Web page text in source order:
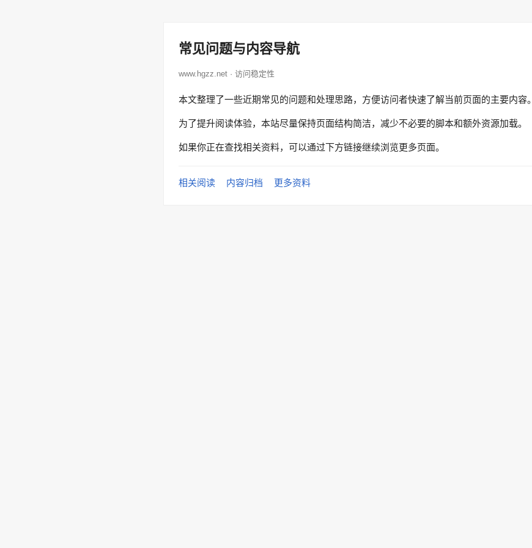
常见问题与内容导航
www.hgzz.net · 访问稳定性
本文整理了一些近期常见的问题和处理思路，方便访问者快速了解当前页面的主要内容。
为了提升阅读体验，本站尽量保持页面结构简洁，减少不必要的脚本和额外资源加载。
如果你正在查找相关资料，可以通过下方链接继续浏览更多页面。
相关阅读 内容归档 更多资料